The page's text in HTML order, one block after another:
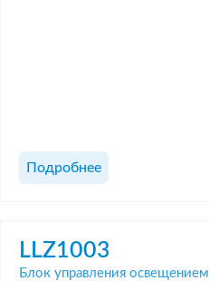
Подробнее
LLZ1003
Блок управления освещением